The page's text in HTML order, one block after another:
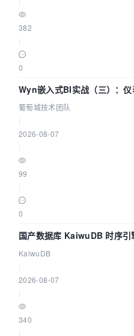
382
0
Wyn嵌入式BI实战（三）：
葡萄城技术团队
2026-08-07
99
0
国产数据库 KaiwuDB 时序
KaiwuDB
2026-08-07
340